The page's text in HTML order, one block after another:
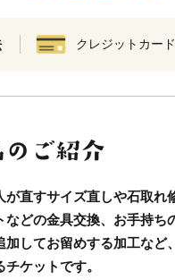
クレジットカード
が直すサイズ直しや石取れ
などの金具交換、お手持ち
加してお留めする加工など
ケットです。